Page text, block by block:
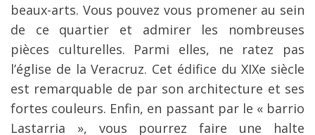
beaux-arts. Vous pouvez vous promener au sein
de ce quartier et admirer les nombreuses
pièces culturelles. Parmi elles, ne ratez pas
l’église de la Veracruz. Cet édifice du XIXe siècle
est remarquable de par son architecture et ses
fortes couleurs. Enfin, en passant par le « barrio
Lastarria », vous pourrez faire une halte